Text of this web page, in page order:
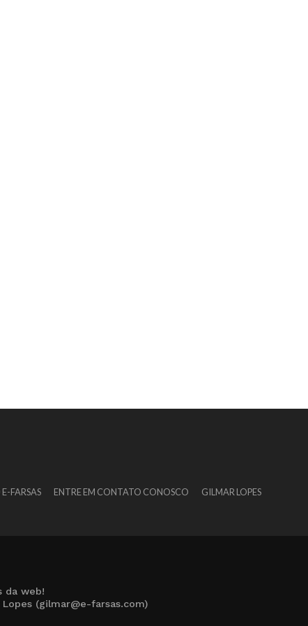
FARSAS ENTRE EM CONTATO CONOSCO
GILMAR LOPES
da web!
(gilmar@e-farsas.com)